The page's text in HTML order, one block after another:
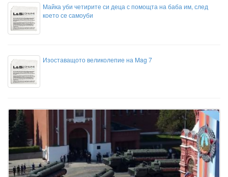
Майка уби четирите си деца с помощта на баба им, след
което се самоуби
Изоставащото великолепие на Mag 7